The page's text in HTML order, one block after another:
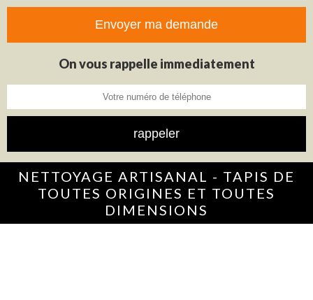
On vous rappelle immediatement
NETTOYAGE ARTISANAL - TAPIS DE
TOUTES ORIGINES ET TOUTES
DIMENSIONS